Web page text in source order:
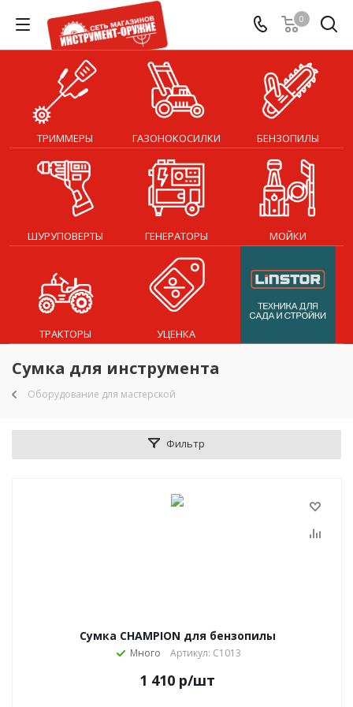
0
ТРИММЕРЫ ГАЗОНОКОСИЛКИ БЕНЗОПИЛЫ
ШУРУПОВЕРТЫ ГЕНЕРАТОРЫ МОЙКИ
ТРАКТОРЫ УЦЕНКА
Сумка для инструмента
Оборудование для мастерской
Фильтр
Сумка CHAMPION для бензопилы
Много Артикул: C1013
1 410 р/шт